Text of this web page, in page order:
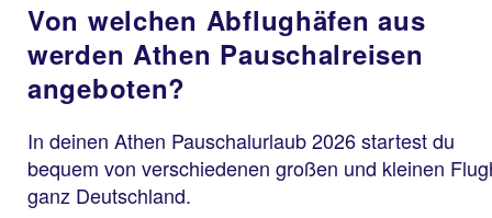
Von welchen Abflughäfen aus
werden Athen Pauschalreisen
angeboten?
In deinen Athen Pauschalurlaub 2026 startest du
bequem von verschiedenen großen und kleinen
ganz Deutschland.